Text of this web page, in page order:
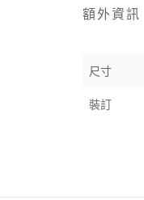
額外資訊
尺寸
裝訂